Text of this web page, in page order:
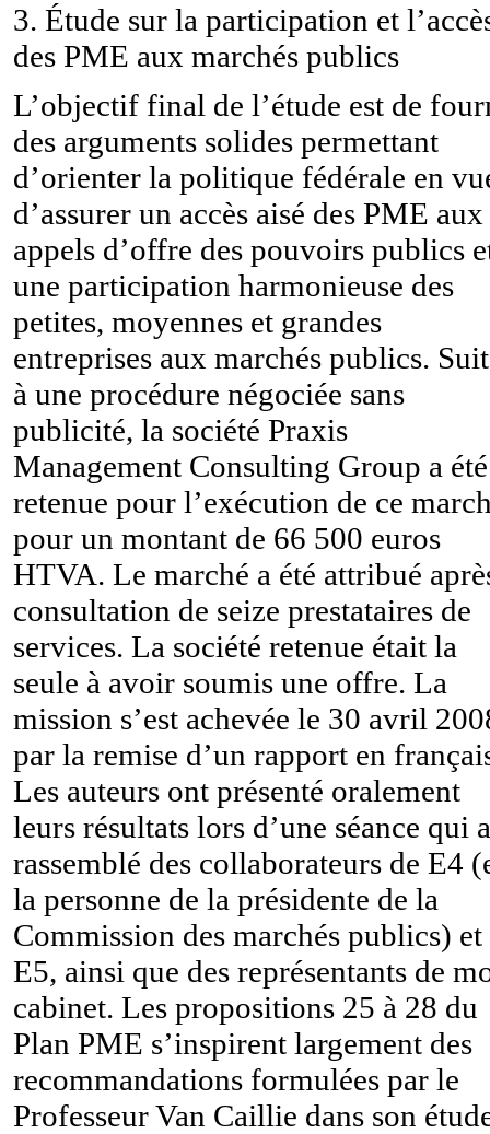
3. Étude sur la participation et
des PME aux marchés publics
L’objectif final de l’étude est de
des arguments solides permettant
d’orienter la politique fédérale en
d’assurer un accès aisé des PME aux
appels d’offre des pouvoirs publics
une participation harmonieuse des
petites, moyennes et grandes
entreprises aux marchés publics.
à une procédure négociée sans
publicité, la société Praxis
Management Consulting Group a été
retenue pour l’exécution de ce
pour un montant de 66 500 euros
HTVA. Le marché a été attribué
consultation de seize prestataires de
services. La société retenue était la
seule à avoir soumis une offre. La
mission s’est achevée le 30 avril
par la remise d’un rapport en
Les auteurs ont présenté oralement
leurs résultats lors d’une séance qui a
rassemblé des collaborateurs de E4
la personne de la présidente de la
Commission des marchés publics) et
E5, ainsi que des représentants de
cabinet. Les propositions 25 à 28 du
Plan PME s’inspirent largement des
recommandations formulées par le
Professeur Van Caillie dans son